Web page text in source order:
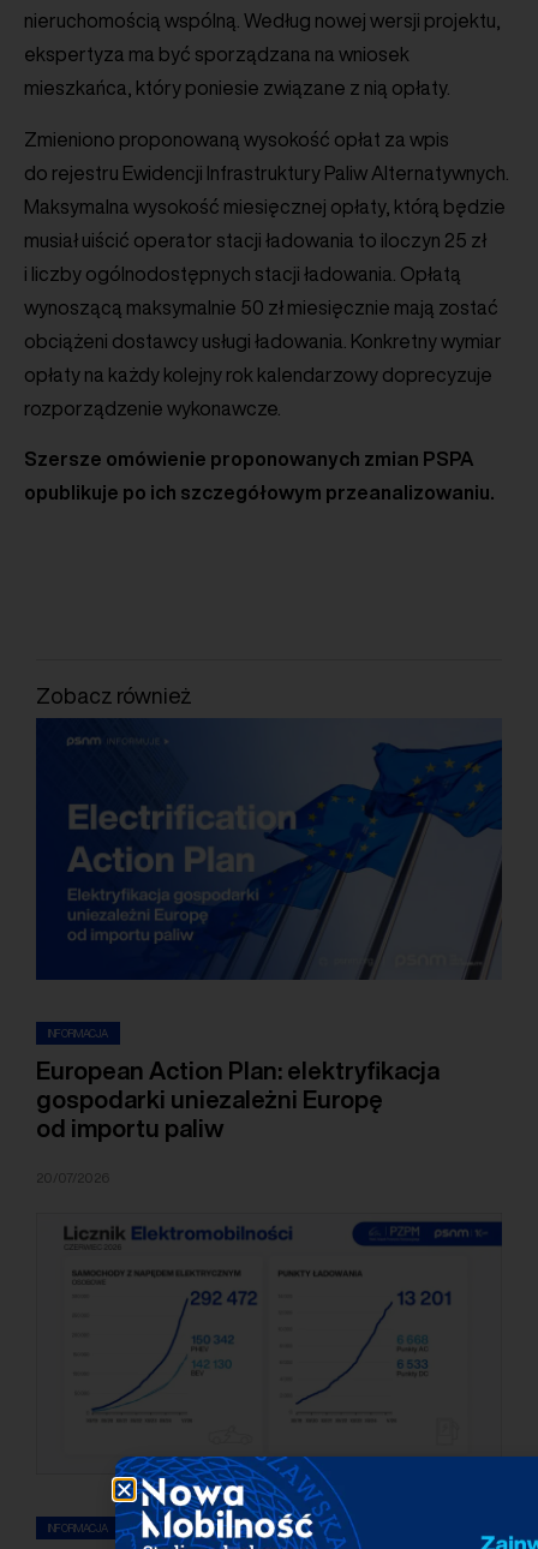
nieruchomością wspólną. Według nowej wersji projektu,
ekspertyza ma być sporządzana na wniosek
mieszkańca, który poniesie związane z nią opłaty.
Zmieniono proponowaną wysokość opłat za wpis
do rejestru Ewidencji Infrastruktury Paliw Alternatywnych.
Maksymalna wysokość miesięcznej opłaty, którą będzie
musiał uiścić operator stacji ładowania to iloczyn 25 zł
i liczby ogólnodostępnych stacji ładowania. Opłatą
wynoszącą maksymalnie 50 zł miesięcznie mają zostać
obciążeni dostawcy usługi ładowania. Konkretny wymiar
opłaty na każdy kolejny rok kalendarzowy doprecyzuje
rozporządzenie wykonawcze.
Szersze omówienie proponowanych zmian PSPA
opublikuje po ich szczegółowym przeanalizowaniu.
Zobacz również
INFORMACJA
European Action Plan: elektryfikacja
gospodarki uniezależni Europę
od importu paliw
20/07/2026
INFORMACJA